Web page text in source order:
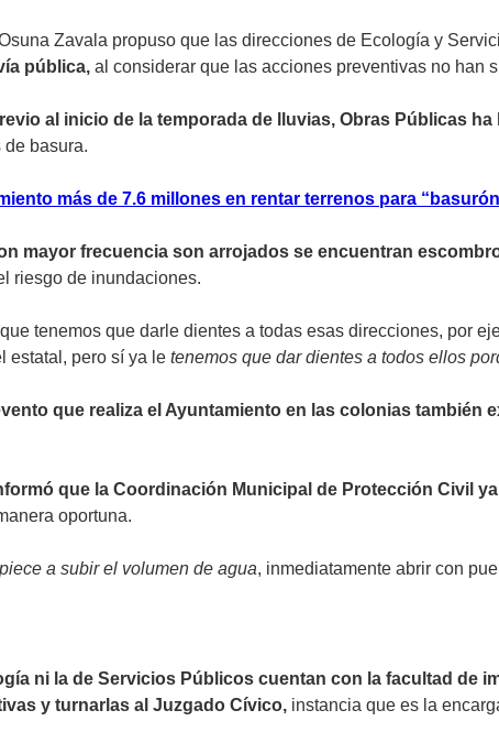
Zavala propuso que las direcciones de Ecología y
pública, al considerar que las acciones preventivas no han
al inicio de la temporada de lluvias, Obras Públicas
basura.
más de 7.6 millones en rentar terrenos para
mayor frecuencia son arrojados se encuentran
riesgo de inundaciones.
tenemos que darle dientes a todas esas direcciones, por
estatal, pero sí ya le tenemos que dar dientes a todos ellos
que realiza el Ayuntamiento en las colonias también
que la Coordinación Municipal de Protección Civil
oportuna.
a subir el volumen de agua, inmediatamente abrir con
ni la de Servicios Públicos cuentan con la facultad de
y turnarlas al Juzgado Cívico, instancia que es la